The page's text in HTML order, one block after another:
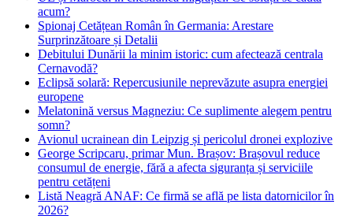
acum?
Spionaj Cetățean Român în Germania: Arestare
Surprinzătoare și Detalii
Debitului Dunării la minim istoric: cum afectează centrala
Cernavodă?
Eclipsă solară: Repercusiunile neprevăzute asupra energiei
europene
Melatonină versus Magneziu: Ce suplimente alegem pentru
somn?
Avionul ucrainean din Leipzig și pericolul dronei explozive
George Scripcaru, primar Mun. Brașov: Brașovul reduce
consumul de energie, fără a afecta siguranța și serviciile
pentru cetățeni
Listă Neagră ANAF: Ce firmă se află pe lista datornicilor în
2026?